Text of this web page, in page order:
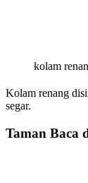
kolam
Kolam renang
segar.
Taman Baca